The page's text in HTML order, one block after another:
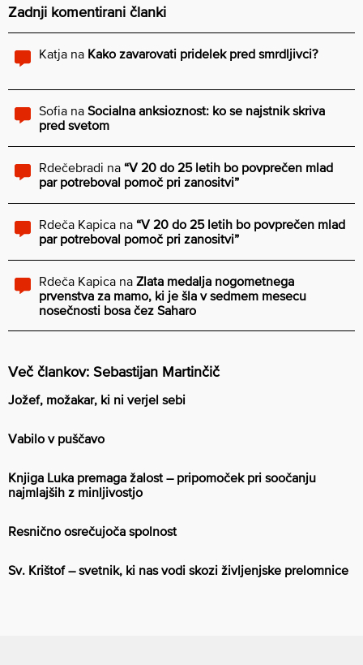
Zadnji komentirani članki
Katja na Kako zavarovati pridelek pred smrdljivci?
Sofia na Socialna anksioznost: ko se najstnik skriva
pred svetom
Rdečebradi na “V 20 do 25 letih bo povprečen mlad
par potreboval pomoč pri zanositvi”
Rdeča Kapica na “V 20 do 25 letih bo povprečen mlad
par potreboval pomoč pri zanositvi”
Rdeča Kapica na Zlata medalja nogometnega
prvenstva za mamo, ki je šla v sedmem mesecu
nosečnosti bosa čez Saharo
Več člankov: Sebastijan Martinčič
Jožef, možakar, ki ni verjel sebi
Vabilo v puščavo
Knjiga Luka premaga žalost – pripomoček pri soočanju
najmlajših z minljivostjo
Resnično osrečujoča spolnost
Sv. Krištof – svetnik, ki nas vodi skozi življenjske prelomnice